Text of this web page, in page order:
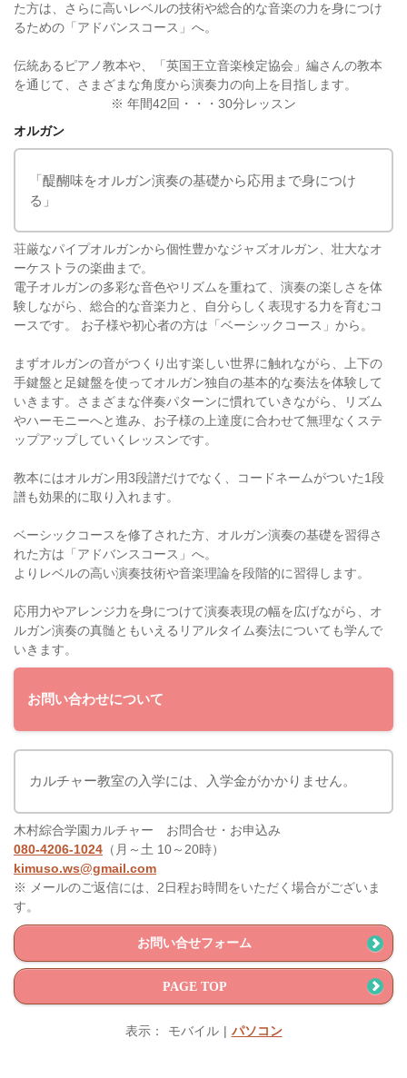
た方は、さらに高いレベルの技術や総合的な音楽の力を身につけ
るための「アドバンスコース」へ。
伝統あるピアノ教本や、「英国王立音楽検定協会」編さんの教本
を通じて、さまざまな角度から演奏力の向上を目指します。
※ 年間42回・・・30分レッスン
オルガン
「醍醐味をオルガン演奏の基礎から応用まで身につけ
る」
荘厳なパイプオルガンから個性豊かなジャズオルガン、壮大なオ
ーケストラの楽曲まで。
電子オルガンの多彩な音色やリズムを重ねて、演奏の楽しさを体
験しながら、総合的な音楽力と、自分らしく表現する力を育むコ
ースです。 お子様や初心者の方は「ベーシックコース」から。
まずオルガンの音がつくり出す楽しい世界に触れながら、上下の
手鍵盤と足鍵盤を使ってオルガン独自の基本的な奏法を体験して
いきます。さまざまな伴奏パターンに慣れていきながら、リズム
やハーモニーへと進み、お子様の上達度に合わせて無理なくステ
ップアップしていくレッスンです。
教本にはオルガン用3段譜だけでなく、コードネームがついた1段
譜も効果的に取り入れます。
ベーシックコースを修了された方、オルガン演奏の基礎を習得さ
れた方は「アドバンスコース」へ。
よりレベルの高い演奏技術や音楽理論を段階的に習得します。
応用力やアレンジ力を身につけて演奏表現の幅を広げながら、オ
ルガン演奏の真髄ともいえるリアルタイム奏法についても学んで
いきます。
お問い合わせについて
カルチャー教室の入学には、入学金がかかりません。
木村綜合学園カルチャー お問合せ・お申込み
080-4206-1024 （月～土 10～20時）
kimuso.ws@gmail.com
※ メールのご返信には、2日程お時間をいただく場合がございま
す。
お問い合せフォーム
PAGE TOP
表示： モバイル | パソコン